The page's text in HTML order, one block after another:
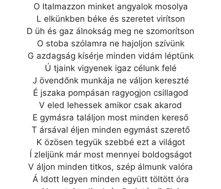
O ltalmazzon minket angyalok mosolya
L elkünkben béke és szeretet virítson
D üh és gaz álnokság meg ne szomorítson
O stoba szólamra ne hajoljon szívünk
G azdagság kísérje minden vidám léptünk
Ú tjaink vigyenek igaz célunk felé
J övendőnk munkája ne váljon kereszté
É jszaka pompásan ragyogjon csillagod
V eled lehessek amikor csak akarod
E gymásra találjon most minden kereső
T ársával éljen minden egymást szerető
K özösen tegyük szebbé ezt a világot
Í zleljünk már most mennyei boldogságot
V áljon minden titkos, szép álmunk valóra
Á ldott legyen minden együtt töltött óra